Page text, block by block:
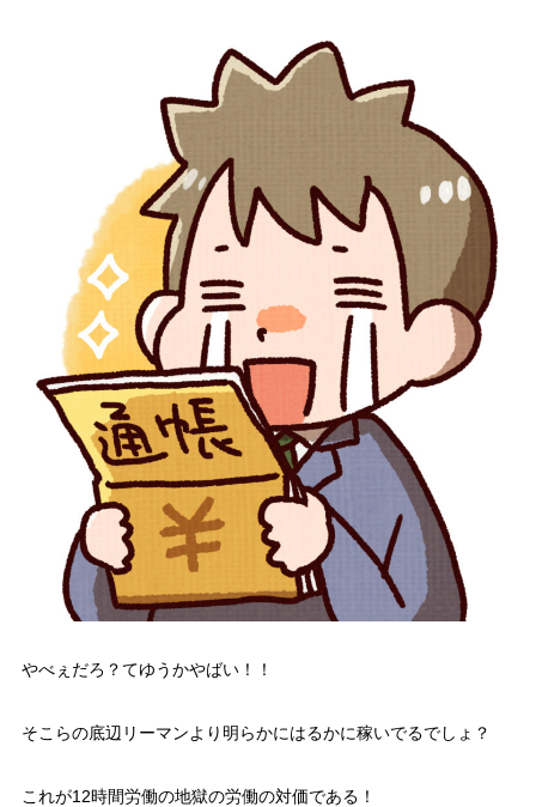
やべぇだろ？てゆうかやばい！！
そこらの底辺リーマンより明らかにはるかに稼いでるでしょ？
これが12時間労働の地獄の労働の対価である！